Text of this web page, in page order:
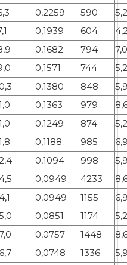
0,2259 590
5,2
0,1939 604
0,1682 794
7,0
0,1571 744
5,2
0,1380 848
0,1363 979
0,1249 874
5,2
0,1188 985
0,1094 998
0,0949 4233
0,0949 1155
0,0851 1174
5,2
0,0757 1448
0,0748 1336